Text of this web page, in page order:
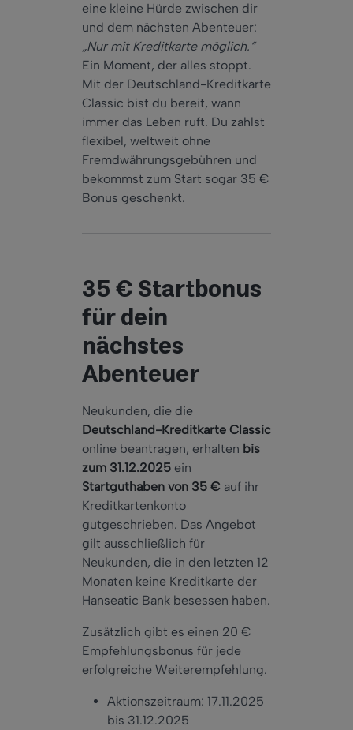
eine kleine Hürde zwischen dir
und dem nächsten Abenteuer:
„Nur mit Kreditkarte möglich.“
Ein Moment, der alles stoppt.
Mit der Deutschland-Kreditkarte
Classic bist du bereit, wann
immer das Leben ruft. Du zahlst
flexibel, weltweit ohne
Fremdwährungsgebühren und
bekommst zum Start sogar 35 €
Bonus geschenkt.
35 € Startbonus
für dein
nächstes
Abenteuer
Neukunden, die die
Deutschland-Kreditkarte Classic
online beantragen, erhalten bis
zum 31.12.2025 ein
Startguthaben von 35 € auf ihr
Kreditkartenkonto
gutgeschrieben. Das Angebot
gilt ausschließlich für
Neukunden, die in den letzten 12
Monaten keine Kreditkarte der
Hanseatic Bank besessen haben.
Zusätzlich gibt es einen 20 €
Empfehlungsbonus für jede
erfolgreiche Weiterempfehlung.
Aktionszeitraum: 17.11.2025
bis 31.12.2025